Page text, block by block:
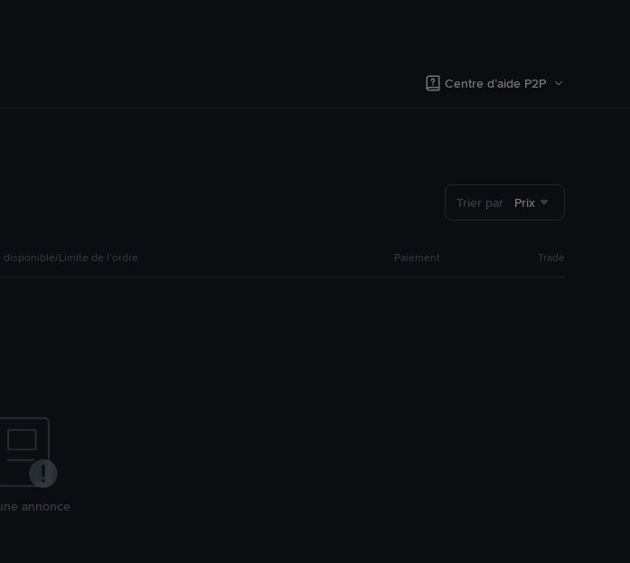
Centre d’aide P2P
Trier par Prix
disponible/Limite de l’ordre Paiement Trade
annonce